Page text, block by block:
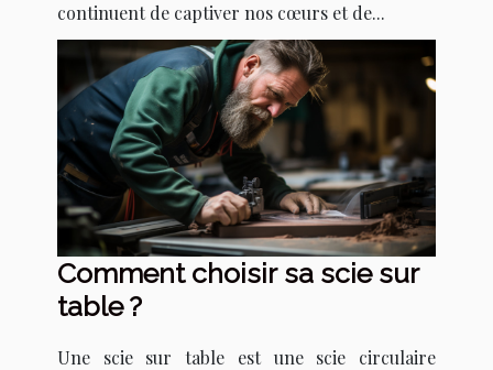
continuent de captiver nos cœurs et de...
Comment choisir sa scie sur
table ?
Une scie sur table est une scie circulaire